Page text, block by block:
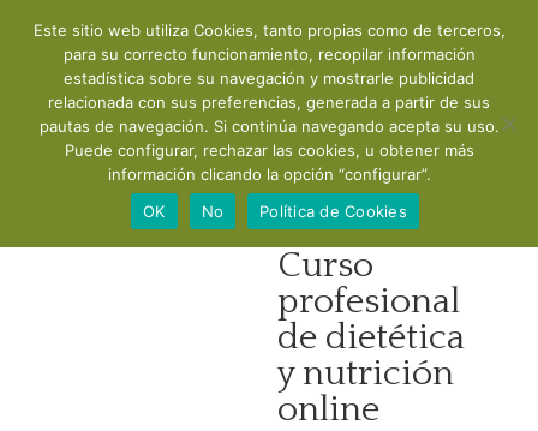
/CONSULTAS/ Curso profesional de
dietética y nutrición online
Curso
profesional
de dietética
y nutrición
online
Este sitio web utiliza Cookies, tanto propias como de terceros,
para su correcto funcionamiento, recopilar información
estadística sobre su navegación y mostrarle publicidad
relacionada con sus preferencias, generada a partir de sus
pautas de navegación. Si continúa navegando acepta su uso.
Puede configurar, rechazar las cookies, u obtener más
información clicando la opción “configurar”.
OK
No Política de Cookies